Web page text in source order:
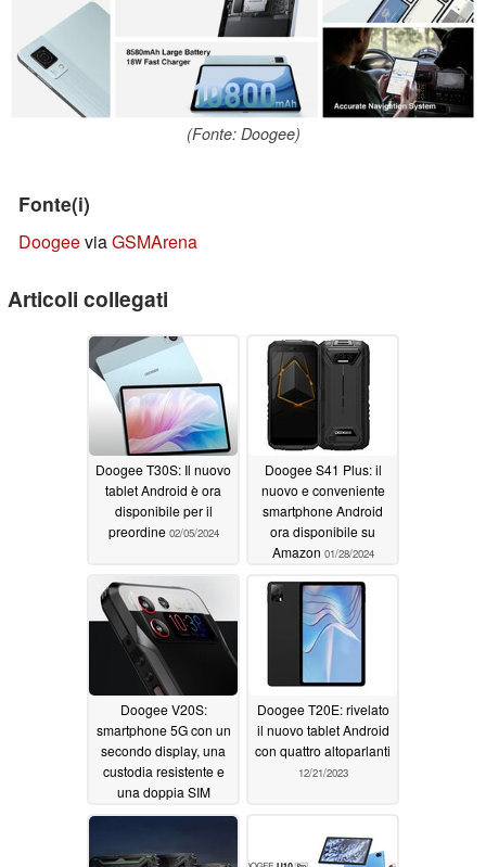
(Fonte: Doogee)
Fonte(i)
DoogeeviaGSMArena
Articoli collegati
Doogee T30S: Il nuovo
tablet Android è ora
disponibile per il
preordine 02/05/2024
Doogee S41 Plus: il
nuovo e conveniente
smartphone Android
ora disponibile su
Amazon 01/28/2024
Doogee V20S:
smartphone 5G con un
secondo display, una
custodia resistente e
una doppia SIM
01/13/2024
Doogee T20E: rivelato
il nuovo tablet Android
con quattro altoparlanti
12/21/2023